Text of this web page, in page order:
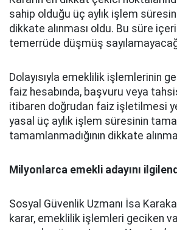
sahip olduğu üç aylık işlem
dikkate alınması oldu. Bu süre
temerrüde düşmüş
Dolayısıyla emeklilik işlemlerinin
faiz hesabında, başvuru veya
itibaren doğrudan faiz işletilmesi
yasal üç aylık işlem süresinin
tamamlanmadığının dikkate
Milyonlarca emekli adayını
Sosyal Güvenlik Uzmanı İsa
karar, emeklilik işlemleri geciken